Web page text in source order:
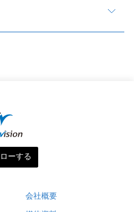
ーする
会社概要